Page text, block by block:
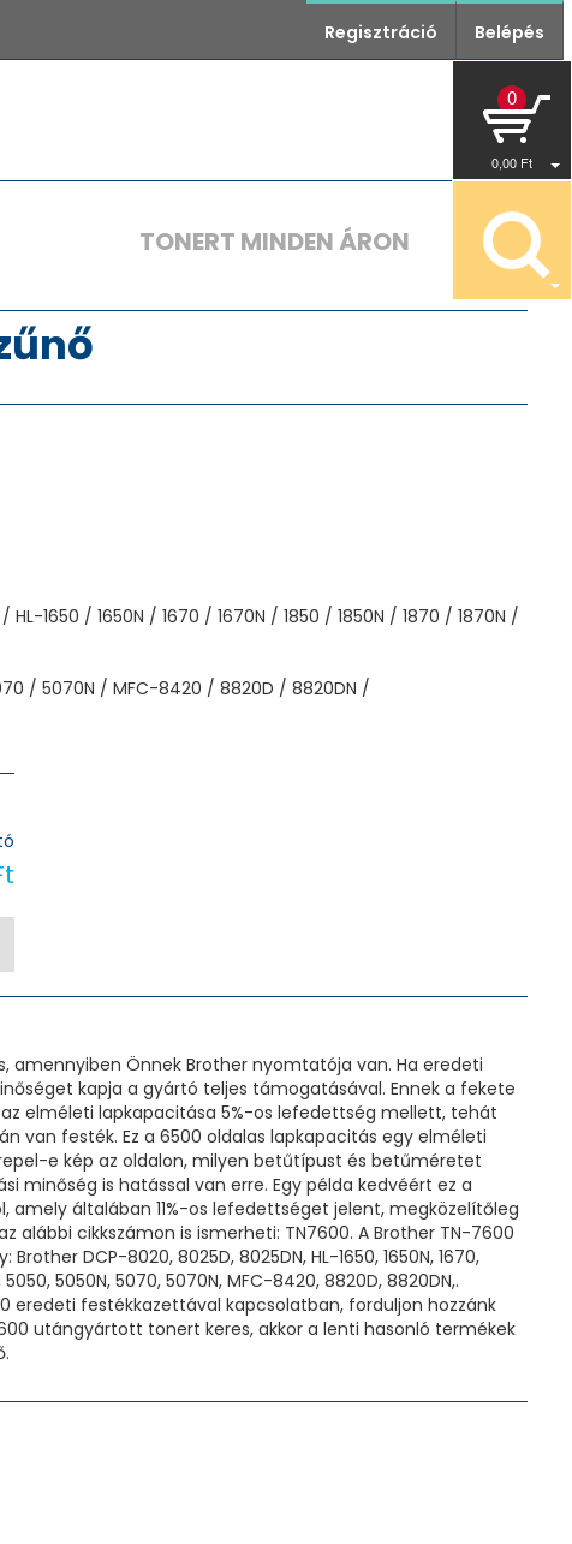
Regisztráció Belépés
0
0,00 Ft
TONERT MINDEN ÁRON
1650 / 1650N / 1670 / 1670N / 1850 / 1850N / 1870 / 1870N /
/ 5070N / MFC-8420 / 8820D / 8820DN /
amennyiben Önnek Brother nyomtatója van. Ha eredeti
kapja a gyártó teljes támogatásával. Ennek a fekete
elméleti lapkapacitása 5%-os lefedettség mellett, tehát
van festék. Ez a 6500 oldalas lapkapacitás egy elméleti
e kép az oldalon, milyen betűtípust és betűméretet
minőség is hatással van erre. Egy példa kedvéért ez a
általában 11%-os lefedettséget jelent, megközelítőleg
alábbi cikkszámon is ismerheti: TN7600. A Brother TN-7600
DCP-8020, 8025D, 8025DN, HL-1650, 1650N, 1670,
5050, 5050N, 5070, 5070N, MFC-8420, 8820D, 8820DN,.
eredeti festékkazettával kapcsolatban, forduljon hozzánk
utángyártott tonert keres, akkor a lenti hasonló termékek